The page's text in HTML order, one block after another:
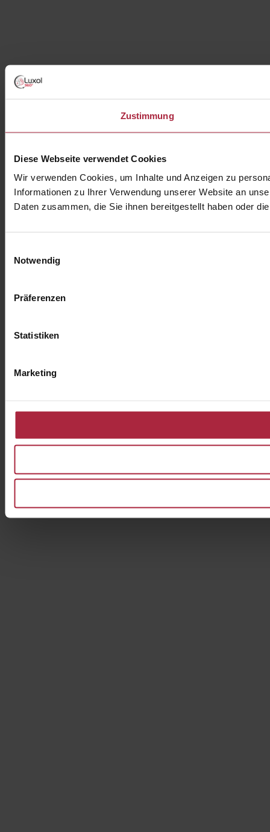
Zustimmung
Diese Webseite verwendet Cookies
Wir verwenden Cookies, um Inhalte und Anzeigen zu
Informationen zu Ihrer Verwendung unserer Website an
Daten zusammen, die Sie ihnen bereitgestellt haben oder
Notwendig
Präferenzen
Statistiken
Marketing